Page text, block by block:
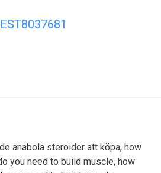
anabola steroider att köpa, how
you need to build muscle, how